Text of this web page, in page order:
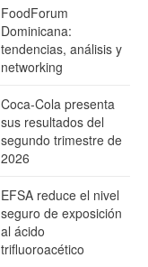
FoodForum
Dominicana:
tendencias, análisis y
networking
Coca-Cola presenta
sus resultados del
segundo trimestre de
2026
EFSA reduce el nivel
seguro de exposición
al ácido
trifluoroacético